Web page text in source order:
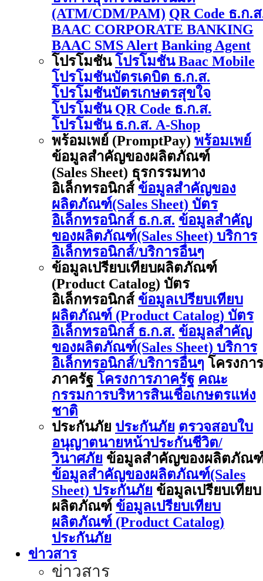
(ATM/CDM/PAM) QR Code ธ.ก.
BAAC CORPORATE BANKING
BAAC SMS Alert Banking Agent
โปรโมชัน โปรโมชัน Baac Mobile
โปรโมชันบัตรเดบิต ธ.ก.ส.
โปรโมชันบัตรเกษตรสุขใจ
โปรโมชัน QR Code ธ.ก.ส.
โปรโมชัน ธ.ก.ส. A-Shop
พร้อมเพย์ (PromptPay) พร้อมเพย์
ข้อมูลสำคัญของผลิตภัณฑ์
(Sales Sheet) ธุรกรรมทาง
อิเล็กทรอนิกส์ ข้อมูลสำคัญของ
ผลิตภัณฑ์(Sales Sheet) บัตร
อิเล็กทรอนิกส์ ธ.ก.ส. ข้อมูลสำคัญ
ของผลิตภัณฑ์(Sales Sheet) บริการ
อิเล็กทรอนิกส์/บริการอื่นๆ
ข้อมูลเปรียบเทียบผลิตภัณฑ์
(Product Catalog) บัตร
อิเล็กทรอนิกส์ ข้อมูลเปรียบเทียบ
ผลิตภัณฑ์ (Product Catalog) บัตร
อิเล็กทรอนิกส์ ธ.ก.ส. ข้อมูลสำคัญ
ของผลิตภัณฑ์(Sales Sheet) บริการ
อิเล็กทรอนิกส์/บริการอื่นๆ โครงการ
ภาครัฐ โครงการภาครัฐ คณะ
กรรมการบริหารสินเชื่อเกษตรแห่ง
ชาติ
ประกันภัย ประกันภัย ตรวจสอบใบ
อนุญาตนายหน้าประกันชีวิต/
วินาศภัย ข้อมูลสำคัญของผลิตภัณ
ข้อมูลสำคัญของผลิตภัณฑ์(Sales
Sheet) ประกันภัย ข้อมูลเปรียบเทียบ
ผลิตภัณฑ์ ข้อมูลเปรียบเทียบ
ผลิตภัณฑ์ (Product Catalog)
ประกันภัย
ข่าวสาร
ข่าวสาร